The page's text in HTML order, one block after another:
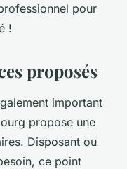
pour
!
proposés
important
propose une
Disposant ou
ce point